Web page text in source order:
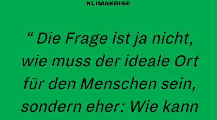
KLIMAKRISE
Die Frage ist ja nicht,
wie muss der ideale Ort
für den Menschen sein,
sondern eher: Wie kann